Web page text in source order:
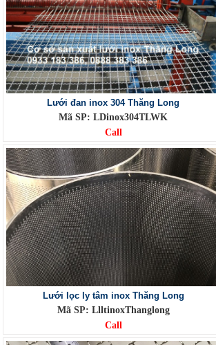
Lưới đan inox 304 Thăng Long
Mã SP: LDinox304TLWK
Call
Lưới lọc ly tâm inox Thăng Long
Mã SP: LlltinoxThanglong
Call